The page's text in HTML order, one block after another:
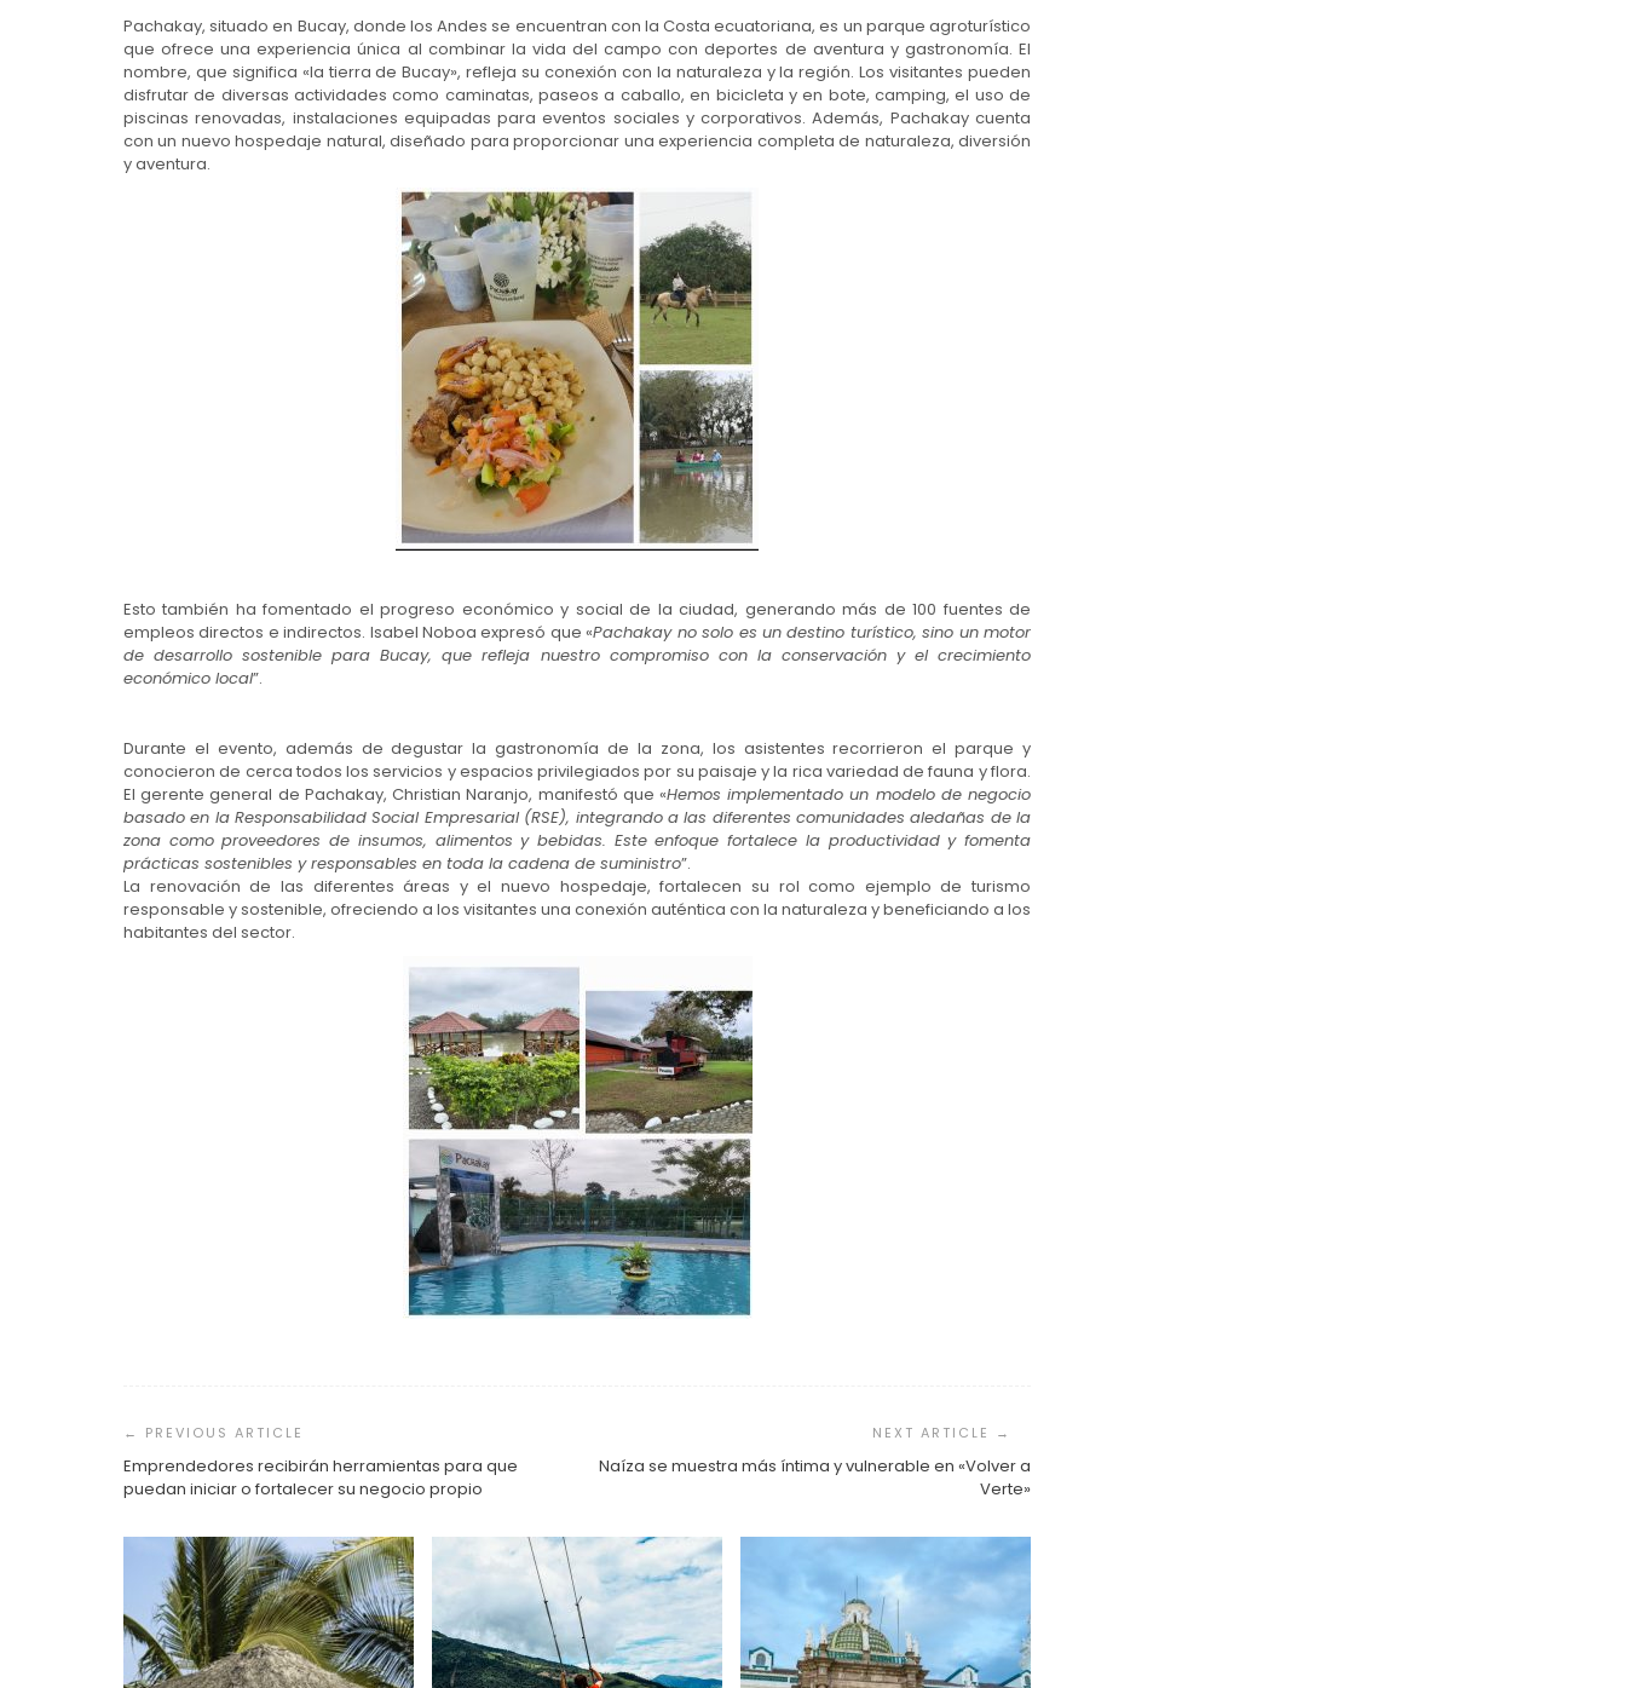
Pachakay, situado en Bucay, donde los Andes se encuentran con la Costa ecuatoriana, es un parque agroturístico
que ofrece una experiencia única al combinar la vida del campo con deportes de aventura y gastronomía. El
nombre, que significa «la tierra de Bucay», refleja su conexión con la naturaleza y la región. Los visitantes pueden
disfrutar de diversas actividades como caminatas, paseos a caballo, en bicicleta y en bote, camping, el uso de
piscinas renovadas, instalaciones equipadas para eventos sociales y corporativos. Además, Pachakay cuenta
con un nuevo hospedaje natural, diseñado para proporcionar una experiencia completa de naturaleza, diversión
y aventura.
Esto también ha fomentado el progreso económico y social de la ciudad, generando más de 100 fuentes de
empleos directos e indirectos. Isabel Noboa expresó que «Pachakay no solo es un destino turístico, sino un motor
de desarrollo sostenible para Bucay, que refleja nuestro compromiso con la conservación y el crecimiento
económico local”.
Durante el evento, además de degustar la gastronomía de la zona, los asistentes recorrieron el parque y
conocieron de cerca todos los servicios y espacios privilegiados por su paisaje y la rica variedad de fauna y flora.
El gerente general de Pachakay, Christian Naranjo, manifestó que «Hemos implementado un modelo de negocio
basado en la Responsabilidad Social Empresarial (RSE), integrando a las diferentes comunidades aledañas de la
zona como proveedores de insumos, alimentos y bebidas. Este enfoque fortalece la productividad y fomenta
prácticas sostenibles y responsables en toda la cadena de suministro”.
La renovación de las diferentes áreas y el nuevo hospedaje, fortalecen su rol como ejemplo de turismo
responsable y sostenible, ofreciendo a los visitantes una conexión auténtica con la naturaleza y beneficiando a los
habitantes del sector.
de
entradas
Emprendedores recibirán herramientas para que
puedan iniciar o fortalecer su negocio propio
Naíza se muestra más íntima y vulnerable en «Volver a
Verte»